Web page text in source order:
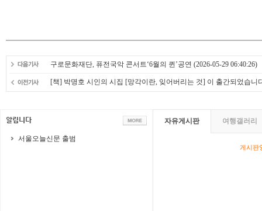
구로문화재단, 퓨전국악 콘서트‘6월의 퀸’공연 (2026-05-29 06:40:26)
[책] 박명호 시인의 시집 [망각이란, 잊어버리는 것] 이 출간되었습니
서울오늘신문 출범
자유게시판 여행갤러리
게시판